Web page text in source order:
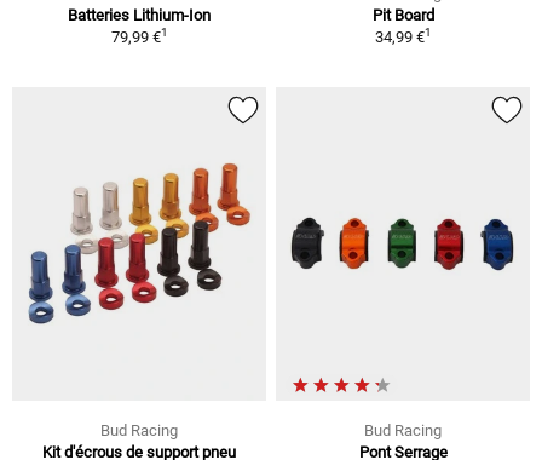
Batteries Lithium-Ion
79,99 €1
Pit Board
34,99 €1
Bud Racing
Kit d'écrous de support pneu
Bud Racing
Pont Serrage